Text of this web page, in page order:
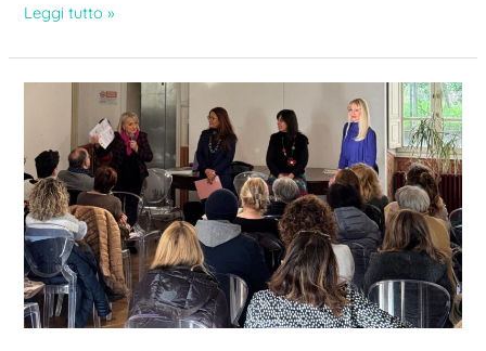
Leggi tutto »
Accoglienza
condivisione
per
una
rinascita
consapevole
–
16
marzo
2025